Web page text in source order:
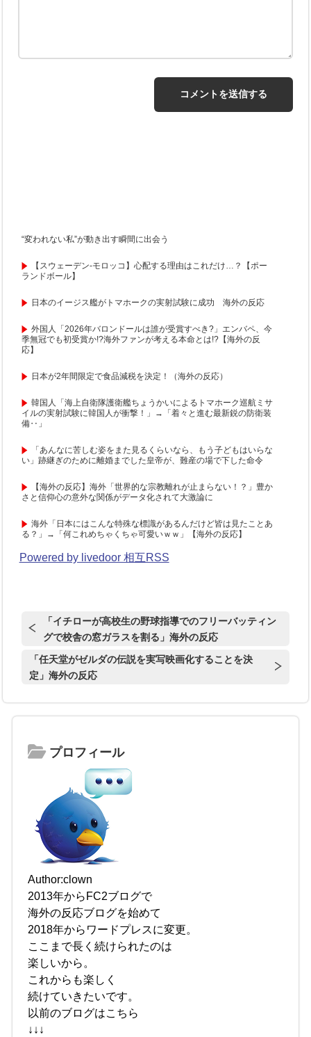
“変われない私”が動き出す瞬間に出会う
【スウェーデン-モロッコ】心配する理由はこれだけ…？【ポー
ランドボール】
日本のイージス艦がトマホークの実射試験に成功 海外の反応
外国人「2026年バロンドールは誰が受賞すべき?」エンバペ、今
季無冠でも初受賞か!?海外ファンが考える本命とは!?【海外の反
応】
日本が2年間限定で食品減税を決定！（海外の反応）
韓国人「海上自衛隊護衛艦ちょうかいによるトマホーク巡航ミサ
イルの実射試験に韓国人が衝撃！」→「着々と進む最新鋭の防衛装
備‥」
「あんなに苦しむ姿をまた見るくらいなら、もう子どもはいらな
い」跡継ぎのために離婚までした皇帝が、難産の場で下した命令
【海外の反応】海外「世界的な宗教離れが止まらない！？」豊か
さと信仰心の意外な関係がデータ化されて大激論に
海外「日本にはこんな特殊な標識があるんだけど皆は見たことあ
る？」→「何これめちゃくちゃ可愛いｗｗ」【海外の反応】
Powered by livedoor 相互RSS
「イチローが高校生の野球指導でのフリーバッティン
グで校舎の窓ガラスを割る」海外の反応
「任天堂がゼルダの伝説を実写映画化することを決
定」海外の反応
プロフィール
Author:clown
2013年からFC2ブログで
海外の反応ブログを始めて
2018年からワードプレスに変更。
ここまで長く続けられたのは
楽しいから。
これからも楽しく
続けていきたいです。
以前のブログはこちら
↓↓↓